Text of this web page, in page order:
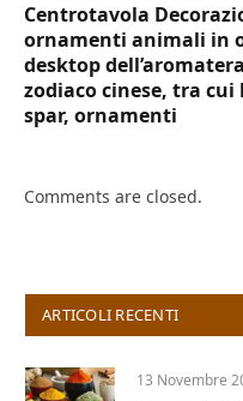
Centrotavola
ornamenti animali in
desktop
zodiaco cinese, tra
spar, ornamenti
Comments are closed.
ARTICOLI RECENTI
13 Novembre